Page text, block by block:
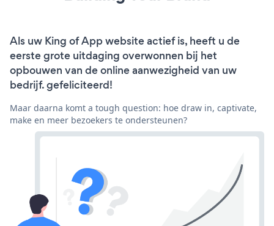
Als uw King of App website actief is, heeft u de
eerste grote uitdaging overwonnen bij het
opbouwen van de online aanwezigheid van uw
bedrijf. gefeliciteerd!
Maar daarna komt a tough question: hoe draw in, captivate,
make en meer bezoekers te ondersteunen?